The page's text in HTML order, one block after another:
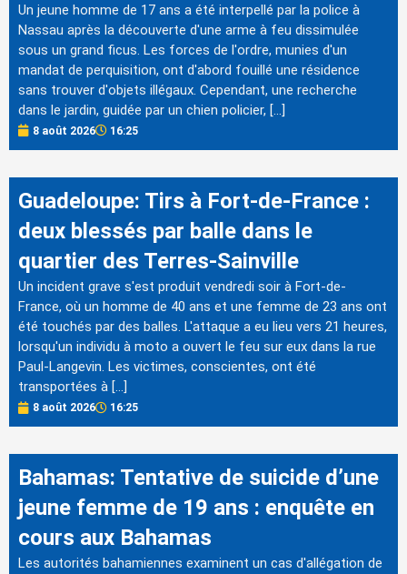
Un jeune homme de 17 ans a été interpellé par la police à
Nassau après la découverte d'une arme à feu dissimulée
sous un grand ficus. Les forces de l'ordre, munies d'un
mandat de perquisition, ont d'abord fouillé une résidence
sans trouver d'objets illégaux. Cependant, une recherche
dans le jardin, guidée par un chien policier, […]
8 août 2026 16:25
Guadeloupe: Tirs à Fort-de-France :
deux blessés par balle dans le
quartier des Terres-Sainville
Un incident grave s'est produit vendredi soir à Fort-de-
France, où un homme de 40 ans et une femme de 23 ans ont
été touchés par des balles. L'attaque a eu lieu vers 21 heures,
lorsqu'un individu à moto a ouvert le feu sur eux dans la rue
Paul-Langevin. Les victimes, conscientes, ont été
transportées à […]
8 août 2026 16:25
Bahamas: Tentative de suicide d’une
jeune femme de 19 ans : enquête en
cours aux Bahamas
Les autorités bahamiennes examinent un cas d'allégation de